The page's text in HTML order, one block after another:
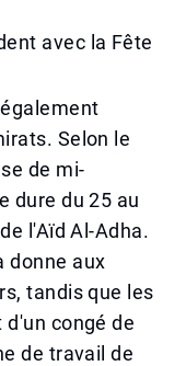
avec la Fête
Selon le
de mi-
dure du 25 au
l'Aïd Al-Adha.
donne aux
tandis que les
congé de
de travail de